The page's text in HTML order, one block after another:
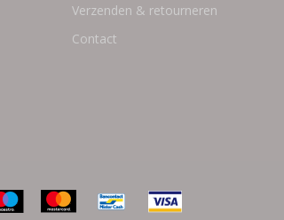
Verzenden & retourneren
Contact